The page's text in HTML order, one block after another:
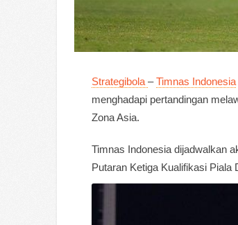
Strategibola –Timnas Indonesia
menghadapi pertandingan
Zona Asia.
Timnas Indonesia dijadwalkan
Putaran Ketiga Kualifikasi Piala